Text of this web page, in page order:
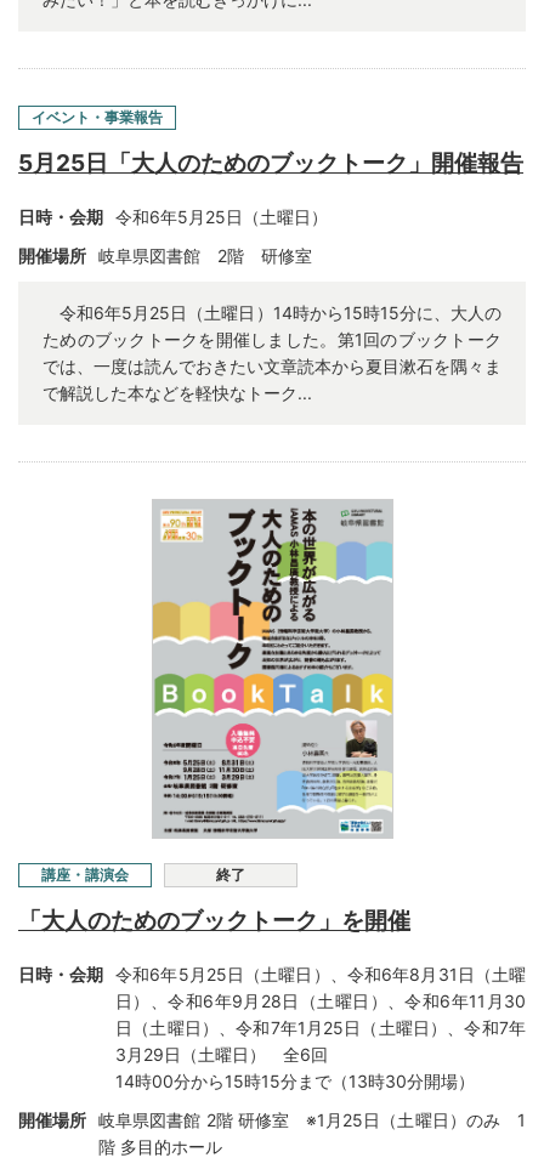
イベント・事業報告
5月25日「大人のためのブックトーク」開催報告
日時・会期 令和6年5月25日（土曜日）
開催場所 岐阜県図書館 2階 研修室
令和6年5月25日（土曜日）14時から15時15分に、大人の
ためのブックトークを開催しました。第1回のブックトーク
では、一度は読んでおきたい文章読本から夏目漱石を隅々ま
で解説した本などを軽快なトーク...
講座・講演会 終了
「大人のためのブックトーク」を開催
日時・会期 令和6年5月25日（土曜日）、令和6年8月31日（土曜
日）、令和6年9月28日（土曜日）、令和6年11月30
日（土曜日）、令和7年1月25日（土曜日）、令和7年
3月29日（土曜日） 全6回
14時00分から15時15分まで（13時30分開場）
開催場所 岐阜県図書館 2階 研修室 ※1月25日（土曜日）のみ 1
階 多目的ホール